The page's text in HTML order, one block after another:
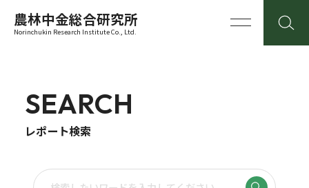
農林中金総合研究所
Norinchukin Research Institute Co., Ltd.
SEARCH
レポート検索